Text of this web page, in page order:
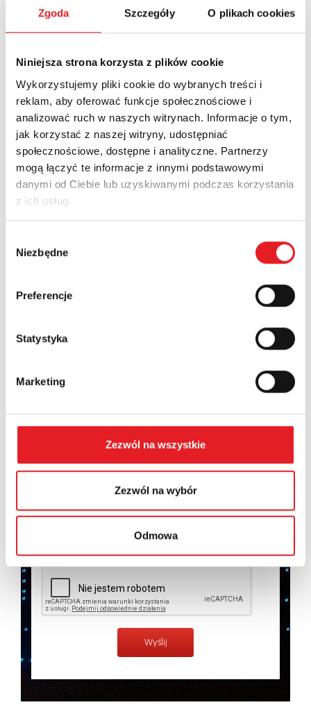
Zgoda Szczegóły O plikach cookies
Niniejsza strona korzysta z plików cookie
Wykorzystujemy pliki cookie do wybranych treści i
reklam, aby oferować funkcje społecznościowe i
analizować ruch w naszych witrynach. Informacje o tym,
jak korzystać z naszej witryny, udostępniać
społecznościowe, dostępne i analityczne. Partnerzy
mogą łączyć te informacje z innymi podstawowymi
danymi od Ciebie lub uzyskiwanymi podczas korzystania
z ich usług.
zgody
Niezbędne
Preferencje
Statystyka
Marketing
Zezwól na wszystkie
Zezwól na wybór
Odmowa
Zapytaj o szczegóły oferty
Imię i nazwisko: *
Adres e-mail: *
Nazwa firmy:
Numer telefonu:
Wyrażam zgodę na przetwarzanie moich danych
osobowych przez Relpol S.A. Więcej informacji na
temat przetwarzania danych osobowych w
prywatności.*
Zapoznałem z treściąPolityki Prywatności